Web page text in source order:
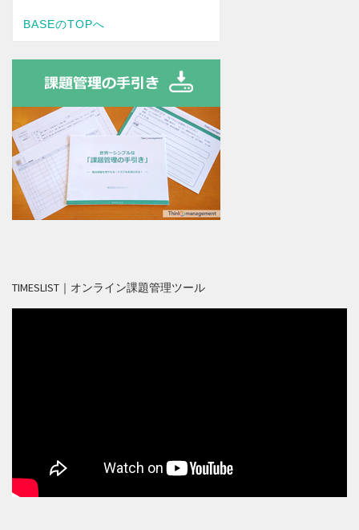
TIMESLIST｜オンライン課題管理ツール